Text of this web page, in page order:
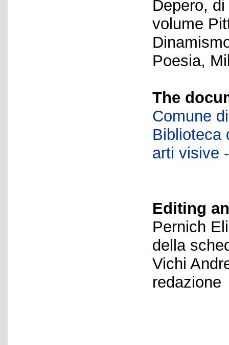
Depero,
volume
Poesia,
The
Comune
Biblioteca
arti visive
Editing
Pernich
della
Vichi
redazione